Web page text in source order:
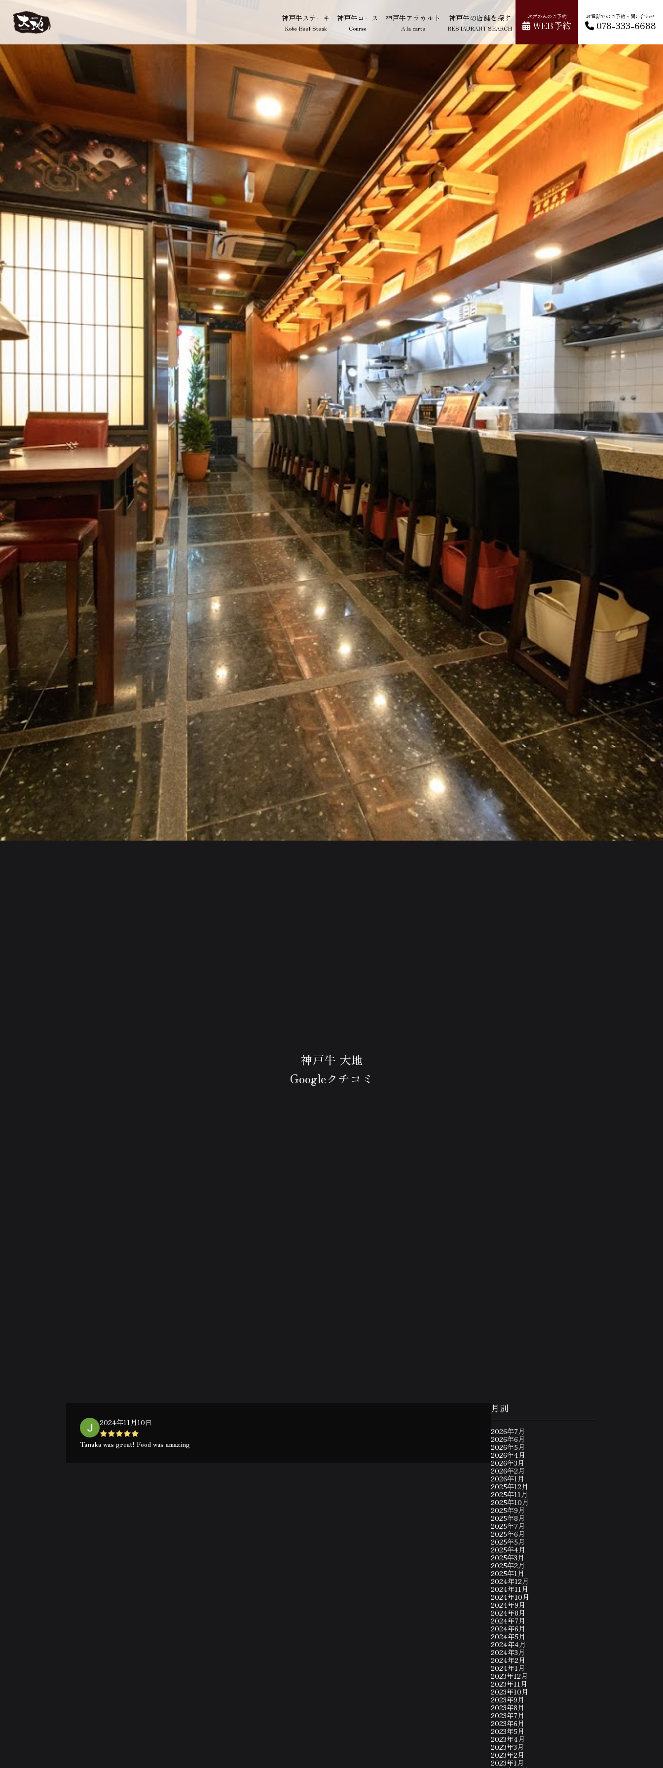
神戸牛ステーキ
Kobe Beef Steak
神戸牛コース
Course
神戸牛アラカルト
A la carte
神戸牛の店舗を探す
RESTAURANT SEARCH
お席のみのご予約
WEB予約
お電話でのご予約・問い合わせ
078-333-6688
神戸牛 大地
Googleクチコミ
2024年11月10日
Tanaka was great! Food was amazing
月別
2026年7月
2026年6月
2026年5月
2026年4月
2026年3月
2026年2月
2026年1月
2025年12月
2025年11月
2025年10月
2025年9月
2025年8月
2025年7月
2025年6月
2025年5月
2025年4月
2025年3月
2025年2月
2025年1月
2024年12月
2024年11月
2024年10月
2024年9月
2024年8月
2024年7月
2024年6月
2024年5月
2024年4月
2024年3月
2024年2月
2024年1月
2023年12月
2023年11月
2023年10月
2023年9月
2023年8月
2023年7月
2023年6月
2023年5月
2023年4月
2023年3月
2023年2月
2023年1月